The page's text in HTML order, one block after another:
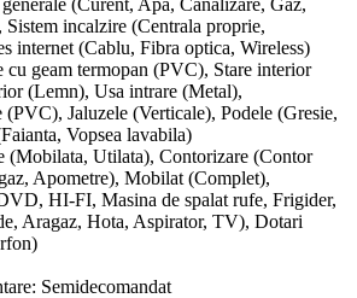
incalzire (Centrala proprie,
internet (Cablu, Fibra optica, Wireless)
cu geam termopan (PVC), Stare interior
(Lemn), Usa intrare (Metal),
Jaluzele (Verticale), Podele (Gresie,
Vopsea lavabila)
(Mobilata, Utilata), Contorizare (Contor
Apometre), Mobilat (Complet),
HI-FI, Masina de spalat rufe, Frigider,
Aragaz, Hota, Aspirator, TV), Dotari
Semidecomandat